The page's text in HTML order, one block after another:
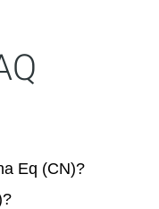
Eq (CN)?